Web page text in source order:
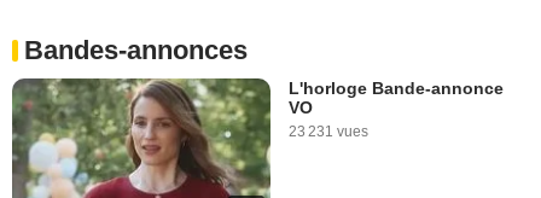
Bandes-annonces
L'horloge Bande-annonce
VO
23 231 vues